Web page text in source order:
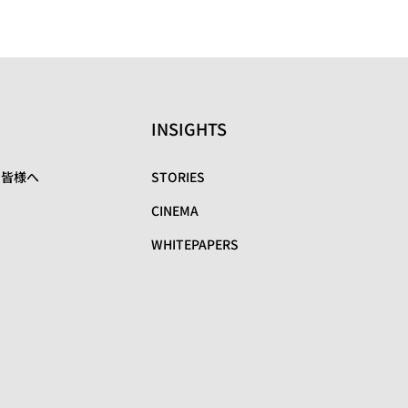
様へ
INSIGHTS
STORIES
CINEMA
WHITEPAPERS